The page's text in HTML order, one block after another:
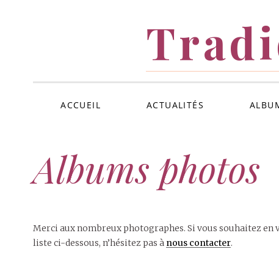
ACCUEIL ACTUALITÉS
Albums photos
Merci aux nombreux photographes. Si vous souhaitez
liste ci-dessous, n’hésitez pas à nous contacter.